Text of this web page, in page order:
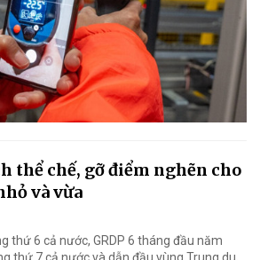
thể chế, gỡ điểm nghẽn cho
và vừa
thứ 6 cả nước, GRDP 6 tháng đầu năm